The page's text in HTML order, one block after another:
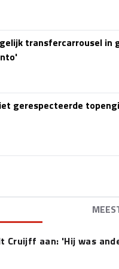
transfercarrousel in
gerespecteerde
Cruijff aan: 'Hij was